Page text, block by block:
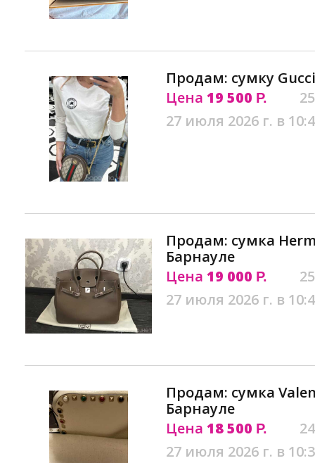
Продам: сумку
Цена 19 500 Р.
27 июля 2026 г. в
Продам: сумка
Барнауле
Цена 19 000 Р.
27 июля 2026 г. в
Продам: сумка
Барнауле
Цена 18 500 Р.
27 июля 2026 г. в